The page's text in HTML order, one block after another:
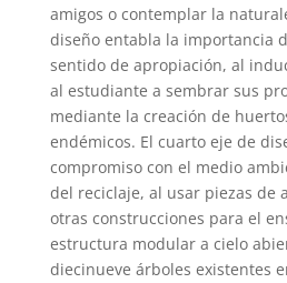
amigos o contemplar la
diseño entabla la importancia
sentido de apropiación, al
al estudiante a sembrar sus
mediante la creación de
endémicos. El cuarto eje de
compromiso con el medio
del reciclaje, al usar piezas de
otras construcciones para el
estructura modular a cielo
diecinueve árboles existentes